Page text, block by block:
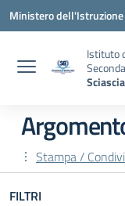
Vai ai contenuti
Vai al menu di
Vai al footer
Ministero
Istituto
Stampa /
FILTRI